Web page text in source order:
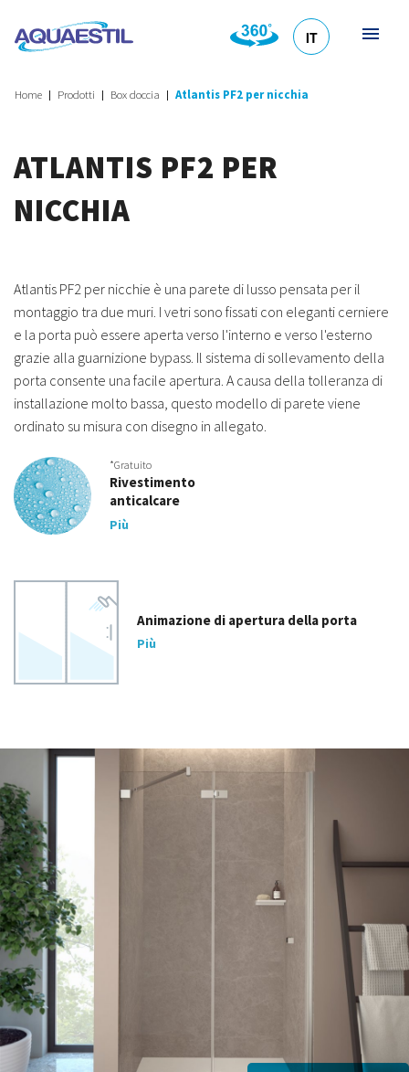
IT
Home Prodotti Box doccia Atlantis PF2 per nicchia
ATLANTIS PF2 PER
NICCHIA
Atlantis PF2 per nicchie è una parete di lusso pensata per il
montaggio tra due muri. I vetri sono fissati con eleganti cerniere
e la porta può essere aperta verso l'interno e verso l'esterno
grazie alla guarnizione bypass. Il sistema di sollevamento della
porta consente una facile apertura. A causa della tolleranza di
installazione molto bassa, questo modello di parete viene
ordinato su misura con disegno in allegato.
*Gratuito
Rivestimento
anticalcare
Più
Animazione di apertura della porta
Più